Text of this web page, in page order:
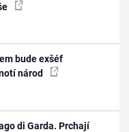
bude exšéf
národ
di Garda. Prchají